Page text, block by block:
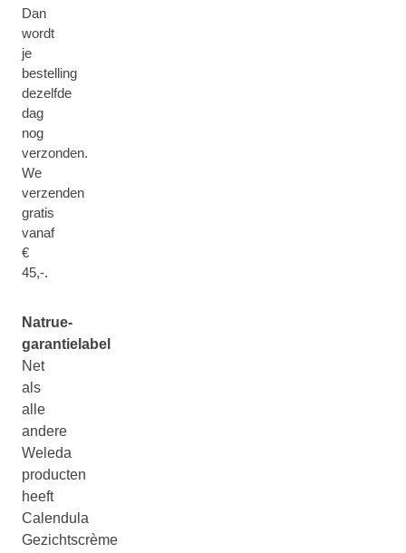
Dan
wordt
je
bestelling
dezelfde
dag
nog
verzonden.
We
verzenden
gratis
vanaf
€
45,-.
Natrue-
garantielabel
Net
als
alle
andere
Weleda
producten
heeft
Calendula
Gezichtscrème